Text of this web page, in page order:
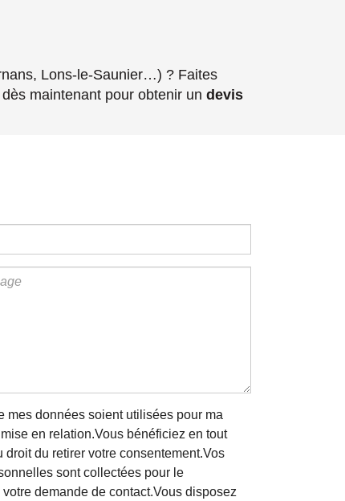
Lons-le-Saunier…) ? Faites
maintenant pour obtenir un devis
mes données soient utilisées pour ma
en relation.Vous bénéficiez en tout
droit du retirer votre consentement.Vos
sont collectées pour le
demande de contact.Vous disposez